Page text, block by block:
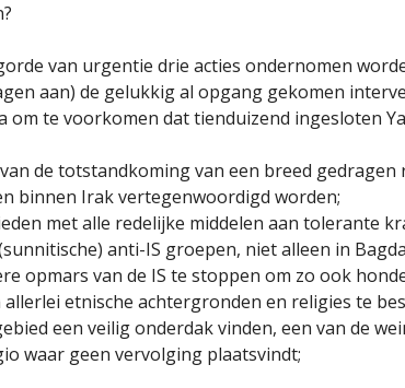
van urgentie drie acties ondernomen
aan) de gelukkig al opgang gekomen
om te voorkomen dat tienduizend ingesloten
de totstandkoming van een breed gedragen
binnen Irak vertegenwoordigd worden;
met alle redelijke middelen aan tolerante
anti-IS groepen, niet alleen in
opmars van de IS te stoppen om zo ook
etnische achtergronden en religies te
een veilig onderdak vinden, een van de
waar geen vervolging plaatsvindt;